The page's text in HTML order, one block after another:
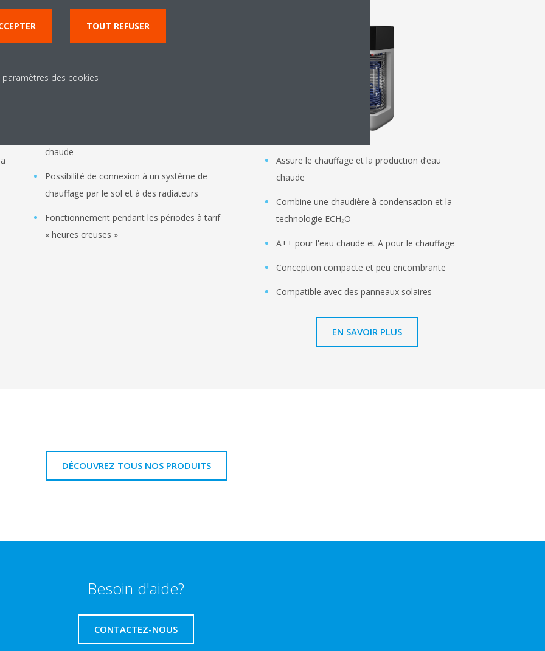
chaude
Possibilité de connexion à un système de
chauffage par le sol et à des radiateurs
Fonctionnement pendant les périodes à tarif
« heures creuses »
Assure le chauffage et la production d’eau
chaude
Combine une chaudière à condensation et la
technologie ECH₂O
A++ pour l'eau chaude et A pour le chauffage
Conception compacte et peu encombrante
Compatible avec des panneaux solaires
EN SAVOIR PLUS
DÉCOUVREZ TOUS NOS PRODUITS
Besoin d'aide?
CONTACTEZ-NOUS
TOUT REFUSER
paramètres des cookies